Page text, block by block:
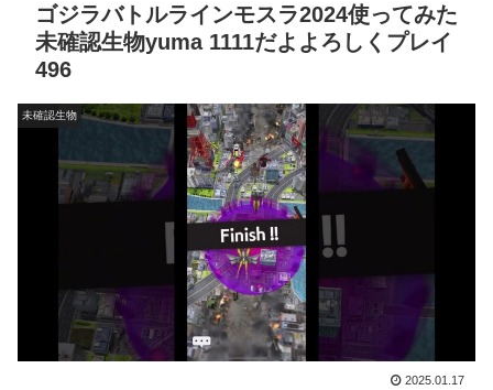
ゴジラバトルラインモスラ2024使ってみた
未確認生物yuma 1111だよよろしくプレイ
496
未確認生物
2025.01.17